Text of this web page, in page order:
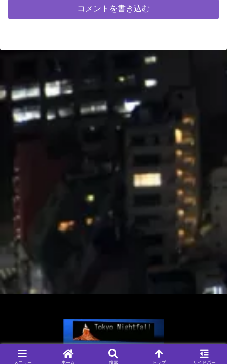
コメントを書き込む
© 2004-2026 Tokyo Nightfall, 管理人 なおきち.